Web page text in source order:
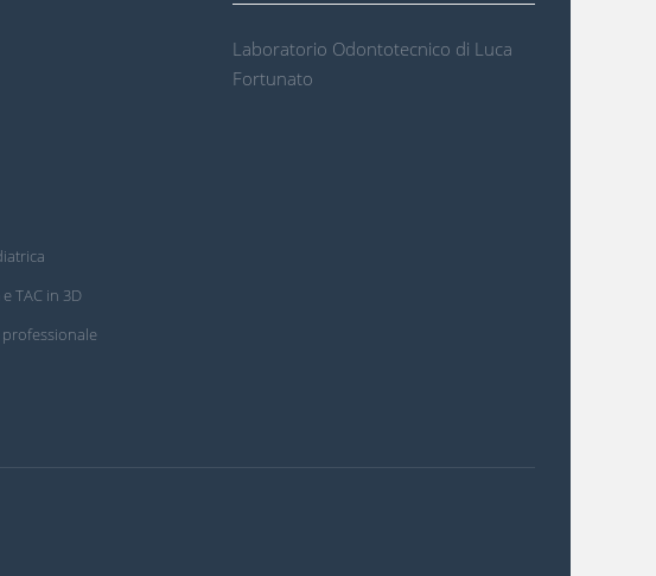
TAC in 3D
professionale
Laboratorio Odontotecnico di Luca
Fortunato